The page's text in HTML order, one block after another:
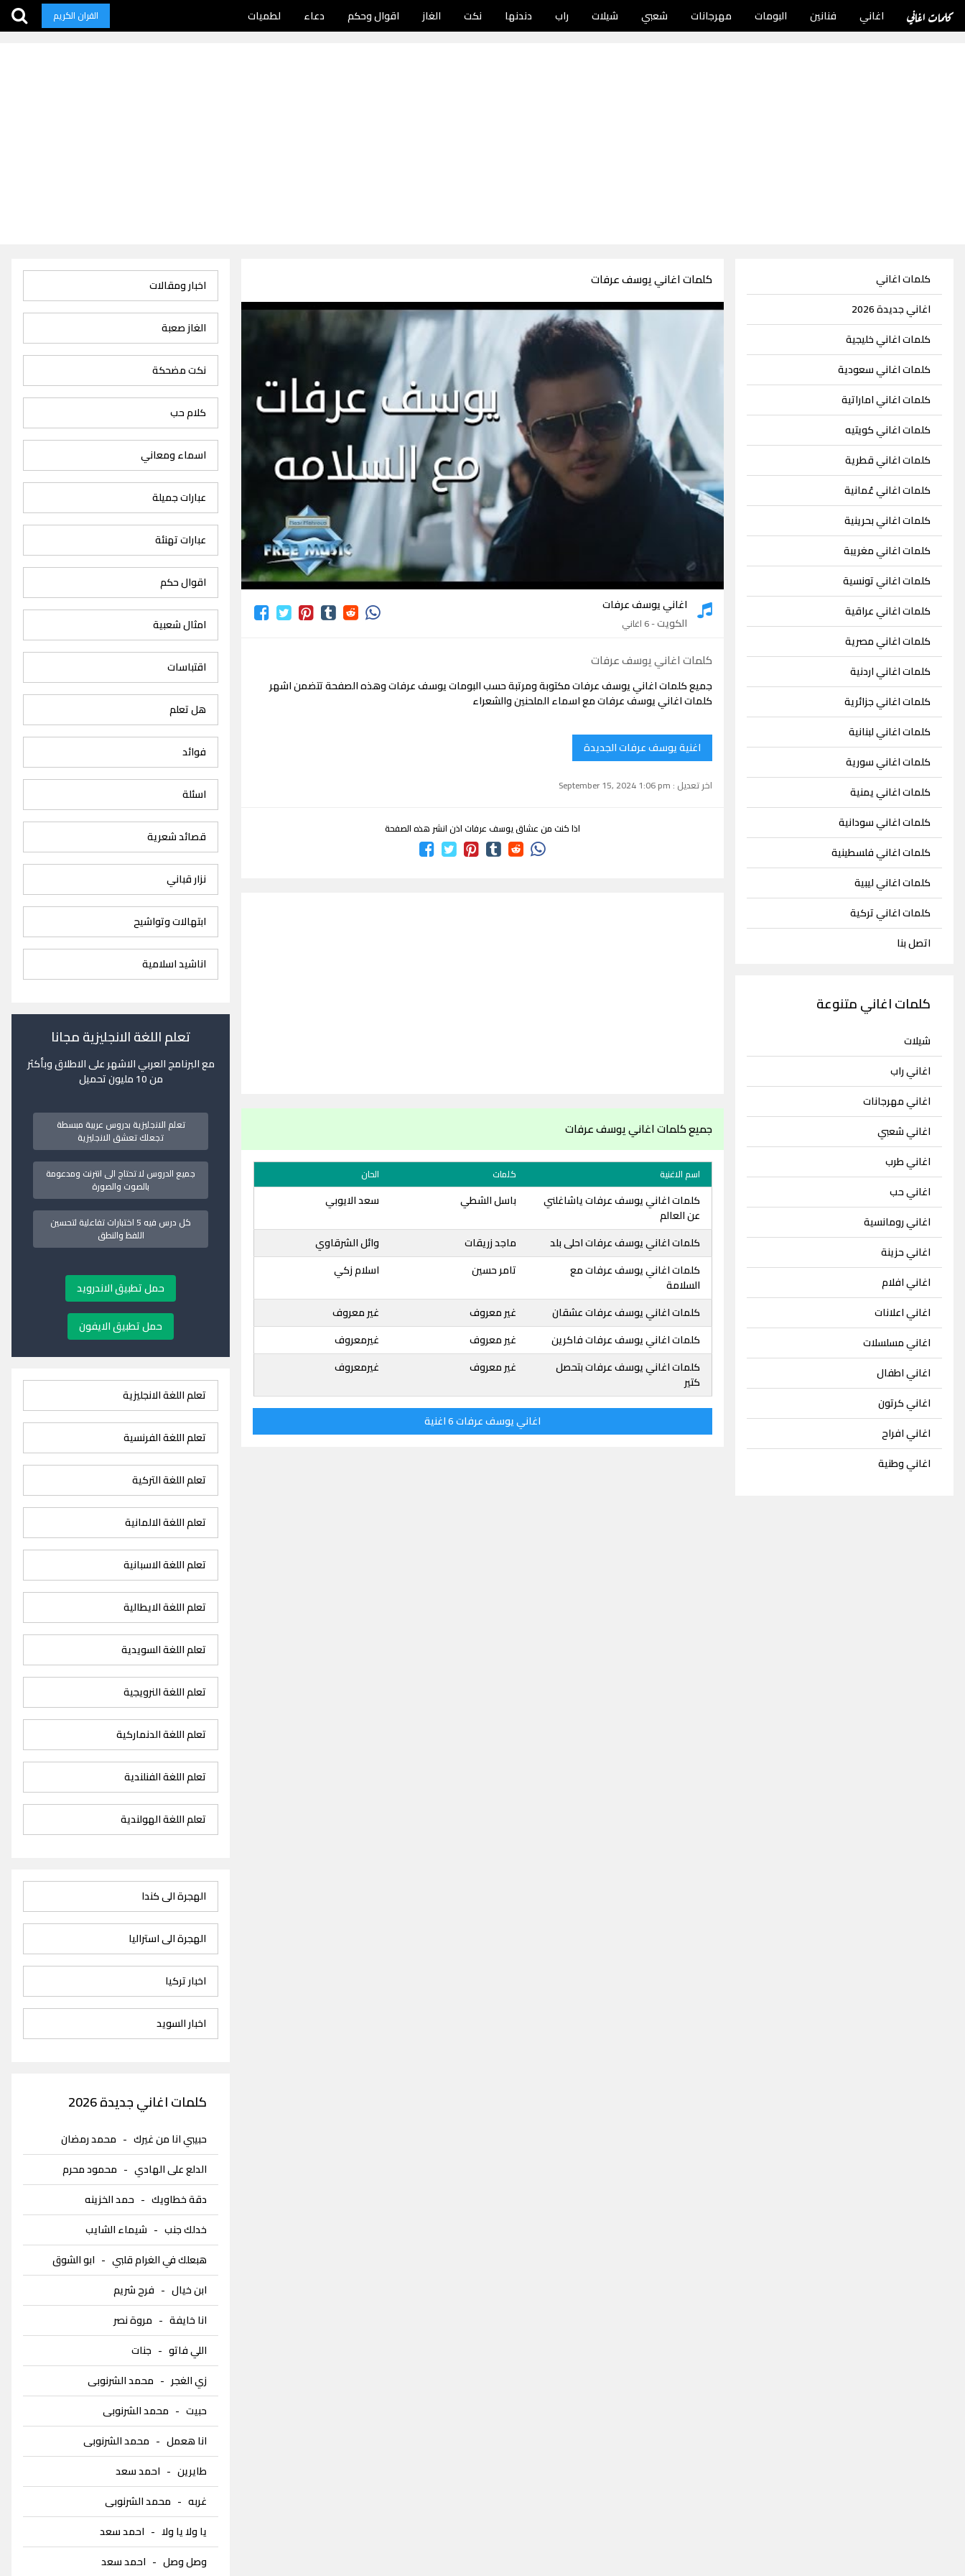
كلمات اغاني اغاني فنانين البومات مهرجانات شعبي شيلات راب دندنها نكت الغاز اقوال وحكم دعاء لطميات القران الكريم
كلمات اغاني
اغاني جديدة 2026
كلمات اغاني خليجية
كلمات اغاني سعودية
كلمات اغاني اماراتية
كلمات اغاني كويتيه
كلمات اغاني قطرية
كلمات اغاني عُمانية
كلمات اغاني بحرينية
كلمات اغاني مغريبة
كلمات اغاني تونسية
كلمات اغاني عراقية
كلمات اغاني مصرية
كلمات اغاني اردنية
كلمات اغاني جزائرية
كلمات اغاني لبنانية
كلمات اغاني سورية
كلمات اغاني يمنية
كلمات اغاني سودانية
كلمات اغاني فلسطينية
كلمات اغاني ليبية
كلمات اغاني تركية
اتصل بنا
كلمات اغاني متنوعة
شيلات
اغاني راب
اغاني مهرجانات
اغاني شعبي
اغاني طرب
اغاني حب
اغاني رومانسية
اغاني حزينة
اغاني افلام
اغاني اعلانات
اغاني مسلسلات
اغاني اطفال
اغاني كرتون
اغاني افراح
اغاني وطنية
كلمات اغاني يوسف عرفات
كلمات اغاني يوسف عرفات
اغاني يوسف عرفات
الكويت- 6 اغاني
كلمات اغاني يوسف عرفات
جميع كلمات اغاني يوسف عرفات مكتوبة ومرتبة حسب البومات يوسف عرفات وهذه الصفحة تتضمن اشهر
كلمات اغاني يوسف عرفات مع اسماء الملحنين والشعراء
اغنية يوسف عرفات الجديدة
اخر تعديل : September 15, 2024 1:06 pm
اذا كنت من عشاق يوسف عرفات اذن انشر هذه الصفحة
جميع كلمات اغاني يوسف عرفات
اسم الاغنية كلمات الحان
كلمات اغاني يوسف عرفات ياشاغلني
عن العالم
باسل الشطي سعد الايوبي
كلمات اغاني يوسف عرفات احلى بلد ماجد زريقات
وائل الشرقاوي
كلمات اغاني يوسف عرفات مع
السلامة
تامر حسين اسلام زكي
كلمات اغاني يوسف عرفات عشقان غير معروف
غير معروف
كلمات اغاني يوسف عرفات فاكرين
غير معروف
غيرمعروف
كلمات اغاني يوسف عرفات بتحصل
كتير
غير معروف غيرمعروف
اغاني يوسف عرفات 6 اغنية
اخبار ومقالات
الغاز صعبة
نكت مضحكة
كلام حب
اسماء ومعاني
عبارات جميلة
عبارات تهنئة
اقوال حكم
امثال شعبية
اقتباسات
هل تعلم
فوائد
اسئلة
قصائد شعرية
نزار قباني
ابتهالات وتواشيح
اناشيد اسلامية
تعلم اللغة الانجليزية مجانا
مع البرنامج العربي الاشهر على الاطلاق وبأكثر
من 10 مليون تحميل
تعلم الانجليزية بدروس عربية مبسطة
تجعلك تعشق الانجليزية
جميع الدروس لا تحتاج الى انترنت ومدعومة
بالصوت والصورة
كل درس فيه 5 اختبارات تفاعلية لتحسين
اللفظ والنطق
حمل تطبيق الاندرويد
حمل تطبيق الايفون
تعلم اللغة الانجليزية
تعلم اللغة الفرنسية
تعلم اللغة التركية
تعلم اللغة الالمانية
تعلم اللغة الاسبانية
تعلم اللغة الايطالية
تعلم اللغة السويدية
تعلم اللغة النرويجية
تعلم اللغة الدنماركية
تعلم اللغة الفنلندية
تعلم اللغة الهولندية
الهجرة الى كندا
الهجرة الى استراليا
اخبار تركيا
اخبار السويد
كلمات اغاني جديدة 2026
حبيبي انا من غيرك- محمد رمضان
الدلع على الهادي- محمود محرم
دقة خطاويك- حمد الخزينه
خدلك جنب- شيماء الشايب
هبعلك في الغرام قلبي- ابو الشوق
ابن خيال- فرح شريم
انا خايفة- مروة نصر
اللي فاتو- جنات
زي الغجر - محمد الشرنوبى
حبيت- محمد الشرنوبى
انا هعمل- محمد الشرنوبى
طايرين- احمد سعد
غربه- محمد الشرنوبى
يا ولا يا ولا- احمد سعد
وصل وصل- احمد سعد